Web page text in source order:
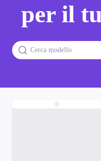
per il